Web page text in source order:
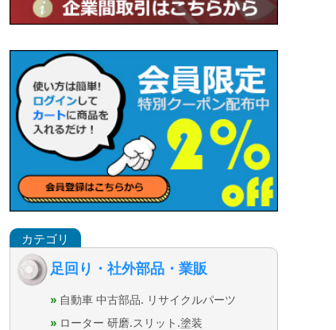
足回り・社外部品・業販
自動車 中古部品. リサイクルパーツ
ローター 研磨.スリット.塗装